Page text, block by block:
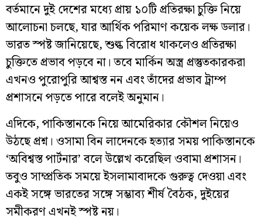
বর্তমানে দুই দেশের মধ্যে প্রায় ১০টি প্রতিরক্ষা চুক্তি নিয়ে
আলোচনা চলছে, যার আর্থিক পরিমাণ কয়েক লক্ষ ডলার।
ভারত স্পষ্ট জানিয়েছে, শুল্ক বিরোধ থাকলেও প্রতিরক্ষা
চুক্তিতে প্রভাব পড়বে না। তবে মার্কিন অস্ত্র প্রস্তুতকারকরা
এখনও পুরোপুরি আশ্বস্ত নন এবং তাঁদের প্রভাব ট্রাম্প
প্রশাসনে পড়তে পারে বলেই অনুমান।
এদিকে, পাকিস্তানকে নিয়ে আমেরিকার কৌশল নিয়েও
উঠছে প্রশ্ন। ওসামা বিন লাদেনকে হত্যার সময় পাকিস্তানকে
‘অবিশ্বস্ত পার্টনার’ বলে উল্লেখ করেছিল ওবামা প্রশাসন।
তবুও সাম্প্রতিক সময়ে ইসলামাবাদকে গুরুত্ব দেওয়া এবং
একই সঙ্গে ভারতের সঙ্গে সম্ভাব্য শীর্ষ বৈঠক, দুইয়ের
সমীকরণ এখনই স্পষ্ট নয়।